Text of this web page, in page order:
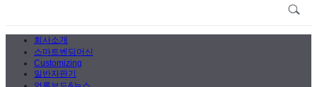
회사소개
스마트벤딩머신
Customizing
일반자판기